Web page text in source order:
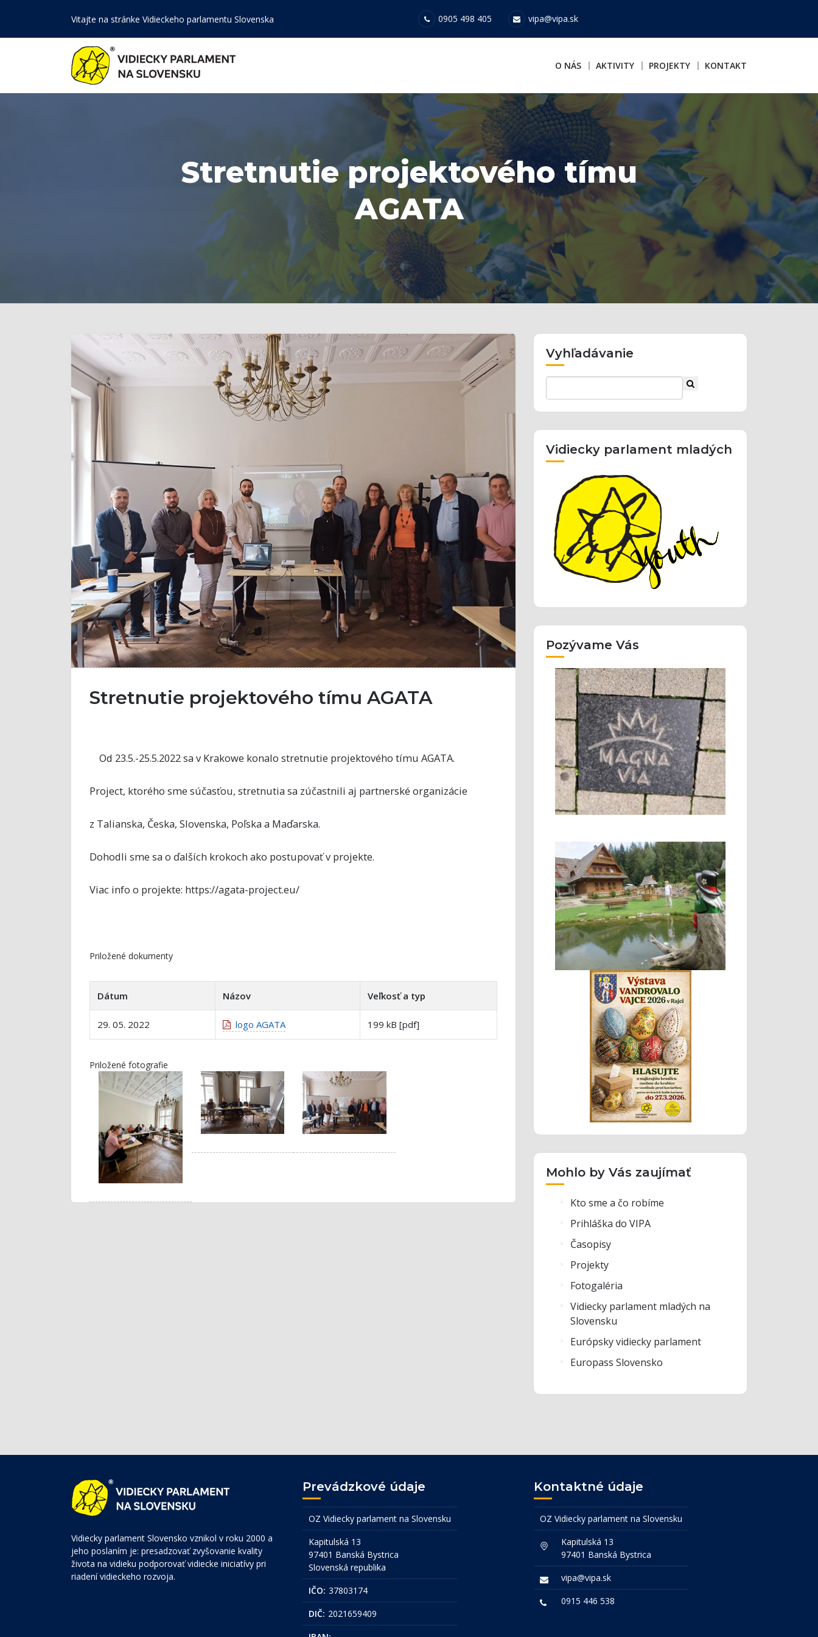
Vitajte na stránke Vidieckeho parlamentu Slovenska 0905 498 405 vipa@vipa.sk
O NÁS AKTIVITY PROJEKTY KONTAKT
Stretnutie projektového tímu
AGATA
Stretnutie projektového tímu AGATA
Od 23.5.-25.5.2022 sa v Krakowe konalo stretnutie projektového tímu AGATA.
Project, ktorého sme súčasťou, stretnutia sa zúčastnili aj partnerské organizácie
z Talianska, Česka, Slovenska, Poľska a Maďarska.
Dohodli sme sa o ďalších krokoch ako postupovať v projekte.
Viac info o projekte: https://agata-project.eu/
Priložené dokumenty
Dátum Názov Veľkosť a typ
29. 05. 2022 logo AGATA 199 kB [pdf]
Priložené fotografie
Vyhľadávanie
Vidiecky parlament mladých
Pozývame Vás
Mohlo by Vás zaujímať
Kto sme a čo robíme
Prihláška do VIPA
Časopisy
Projekty
Fotogaléria
Vidiecky parlament mladých na
Slovensku
Európsky vidiecky parlament
Europass Slovensko
Vidiecky parlament Slovensko vznikol v roku 2000 a
jeho poslaním je: presadzovať zvyšovanie kvality
života na vidieku podporovať vidiecke iniciatívy pri
riadení vidieckeho rozvoja.
Prevádzkové údaje
OZ Vidiecky parlament na Slovensku
Kapitulská 13
97401 Banská Bystrica
Slovenská republika
IČO: 37803174
DIČ: 2021659409
Kontaktné údaje
OZ Vidiecky parlament na Slovensku
Kapitulská 13
97401 Banská Bystrica
vipa@vipa.sk
0915 446 538